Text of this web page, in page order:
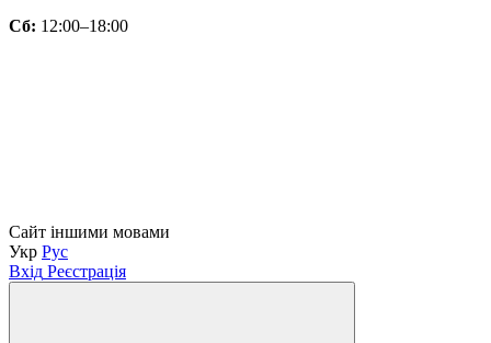
Сб: 12:00–18:00
Сайт іншими мовами
Укр Рус
Вхід Реєстрація